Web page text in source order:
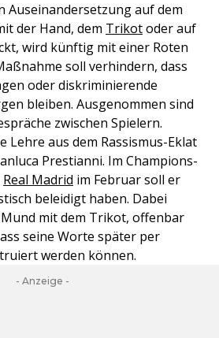
Auseinandersetzung auf dem
der Hand, dem Trikotoder auf
wird künftig mit einer Roten
soll verhindern, dass
oder diskriminierende
bleiben. Ausgenommen sind
zwischen Spielern.
Lehre aus dem Rassismus-Eklat
Prestianni. Im Champions-
Real Madrid im Februar soll er
beleidigt haben. Dabei
mit dem Trikot, offenbar
seine Worte später per
werden können.
- Anzeige -